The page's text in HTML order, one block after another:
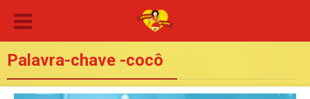
Palavra-chave -cocô